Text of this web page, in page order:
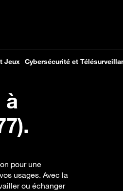
à
pour une
usages. Avec la
ou échanger